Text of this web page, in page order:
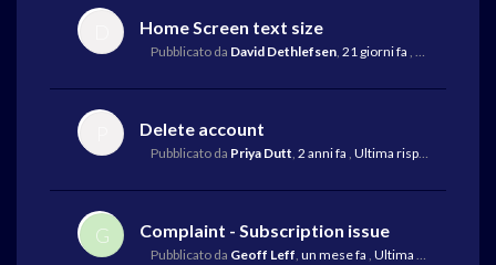
Home Screen text size
Pubblicato da David Dethlefsen, 21 giorni fa , Ultima
Delete account
Pubblicato da Priya Dutt, 2 anni fa , Ultima risposta
G Complaint - Subscription issue
Pubblicato da Geoff Leff, un mese fa , Ultima risposta